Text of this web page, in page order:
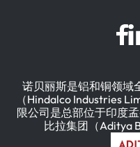
诺贝丽斯是铝和铜领域
（Hindalco Industries
限公司是总部位于印度
比拉集团（Aditya